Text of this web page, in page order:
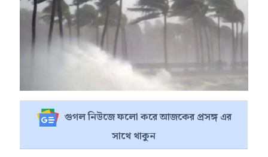
গুগল নিউজে ফলো করে আজকের প্রসঙ্গ এর
সাথে থাকুন